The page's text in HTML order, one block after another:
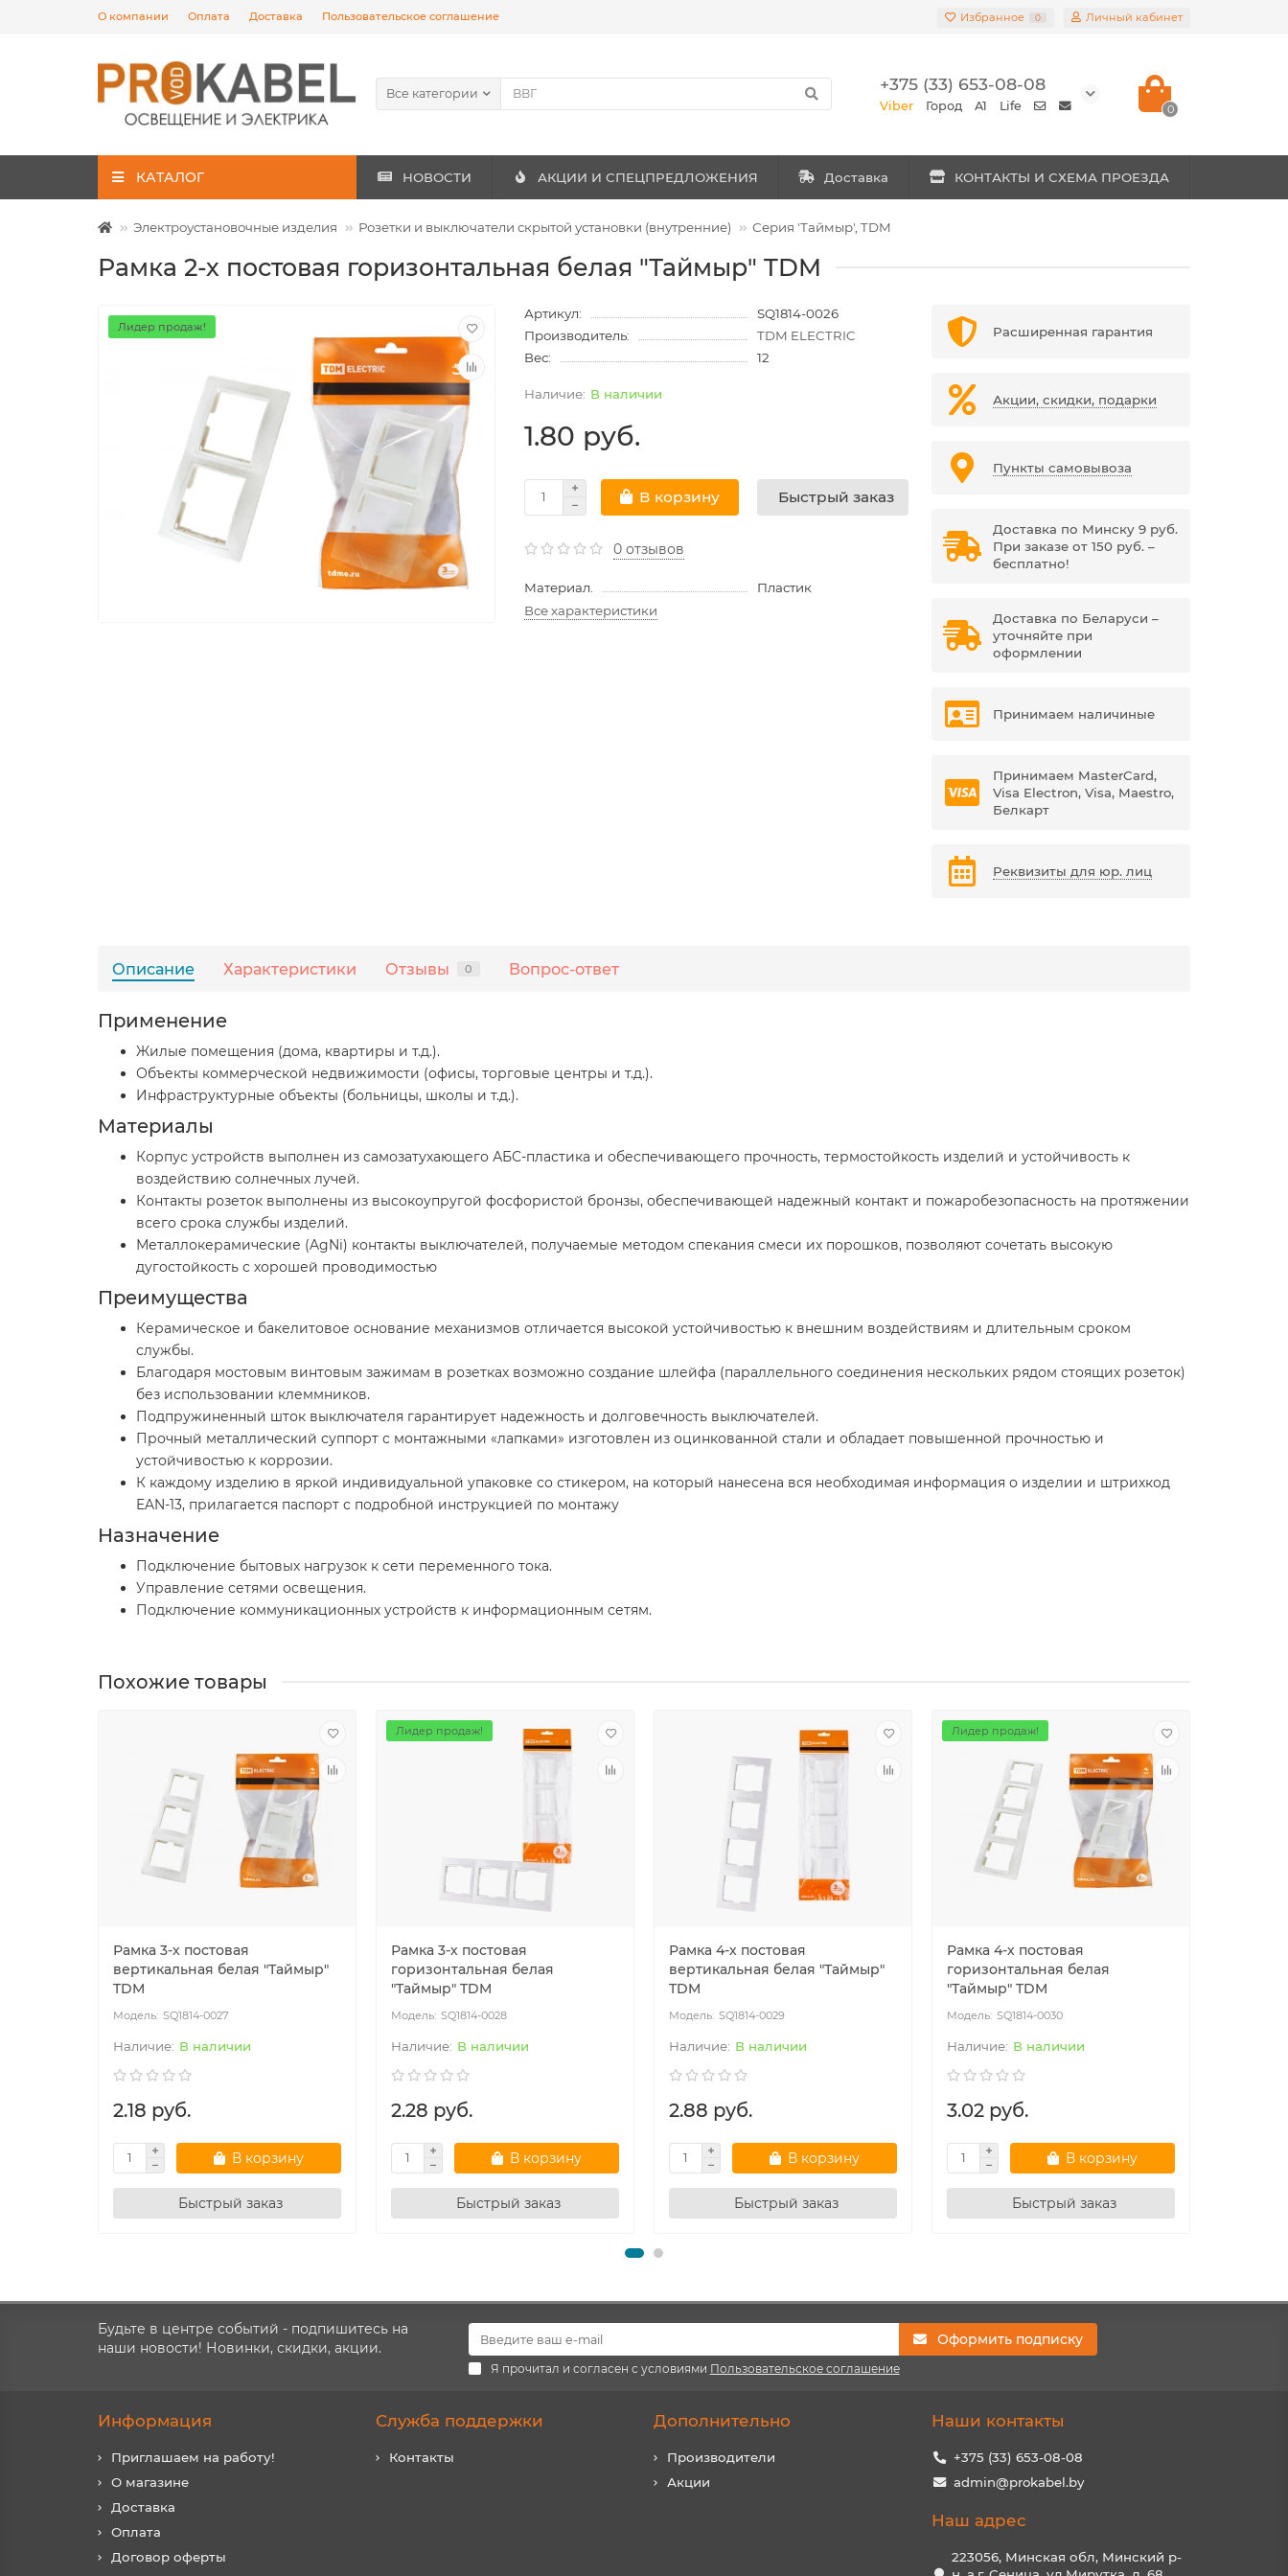
О компании Оплата Доставка Пользовательское соглашение Избранное 0 Личный кабинет
Все категории +375 (33) 653-08-08
Viber Город A1 Life 0
КАТАЛОГ НОВОСТИ АКЦИИ И СПЕЦПРЕДЛОЖЕНИЯ Доставка КОНТАКТЫ И СХЕМА ПРОЕЗДА
Электроустановочные изделия Розетки и выключатели скрытой установки (внутренние) Серия 'Таймыр', TDM
Рамка 2-х постовая горизонтальная белая "Таймыр" TDM
Лидер продаж!
Артикул:
SQ1814-0026
Производитель:
TDM ELECTRIC
Вес:
12
В наличии
1.80 руб.
В корзину Быстрый заказ
0 отзывов
Материал.
Пластик
Все характеристики
Расширенная гарантия
Акции, скидки, подарки
Пункты самовывоза
Доставка по Минску 9 руб.
При заказе от 150 руб. –
бесплатно!
Доставка по Беларуси –
уточняйте при
оформлении
Принимаем наличиные
Принимаем MasterCard,
Visa Electron, Visa, Maestro,
Белкарт
Реквизиты для юр. лиц
Описание Характеристики Отзывы 0 Вопрос-ответ
Применение
Жилые помещения (дома, квартиры и т.д.).
Объекты коммерческой недвижимости (офисы, торговые центры и т.д.).
Инфраструктурные объекты (больницы, школы и т.д.).
Материалы
Корпус устройств выполнен из самозатухающего АБС-пластика и обеспечивающего прочность, термостойкость изделий и устойчивость к
воздействию солнечных лучей.
Контакты розеток выполнены из высокоупругой фосфористой бронзы, обеспечивающей надежный контакт и пожаробезопасность на протяжении
всего срока службы изделий.
Металлокерамические (AgNi) контакты выключателей, получаемые методом спекания смеси их порошков, позволяют сочетать высокую
дугостойкость с хорошей проводимостью
Преимущества
Керамическое и бакелитовое основание механизмов отличается высокой устойчивостью к внешним воздействиям и длительным сроком
службы.
Благодаря мостовым винтовым зажимам в розетках возможно создание шлейфа (параллельного соединения нескольких рядом стоящих розеток)
без использовании клеммников.
Подпружиненный шток выключателя гарантирует надежность и долговечность выключателей.
Прочный металлический суппорт с монтажными «лапками» изготовлен из оцинкованной стали и обладает повышенной прочностью и
устойчивостью к коррозии.
К каждому изделию в яркой индивидуальной упаковке со стикером, на который нанесена вся необходимая информация о изделии и штрихкод
EAN-13, прилагается паспорт с подробной инструкцией по монтажу
Назначение
Подключение бытовых нагрузок к сети переменного тока.
Управление сетями освещения.
Подключение коммуникационных устройств к информационным сетям.
Похожие товары
Рамка 3-х постовая
вертикальная белая "Таймыр"
TDM
SQ1814-0027
В наличии
2.18 руб.
В корзину
Быстрый заказ
Лидер продаж!
Рамка 3-х постовая
горизонтальная белая
"Таймыр" TDM
SQ1814-0028
В наличии
2.28 руб.
В корзину
Быстрый заказ
Рамка 4-х постовая
вертикальная белая "Таймыр"
TDM
SQ1814-0029
В наличии
2.88 руб.
В корзину
Быстрый заказ
Лидер продаж!
Рамка 4-х постовая
горизонтальная белая
"Таймыр" TDM
SQ1814-0030
В наличии
3.02 руб.
В корзину
Быстрый заказ
Будьте в центре событий - подпишитесь на
наши новости! Новинки, скидки, акции.
Оформить подписку
Я прочитал и согласен с условиями Пользовательское соглашение
Информация
Приглашаем на работу!
О магазине
Доставка
Оплата
Договор оферты
Служба поддержки
Контакты
Дополнительно
Производители
Акции
Наши контакты
+375 (33) 653-08-08
admin@prokabel.by
Наш адрес
223056, Минская обл, Минский р-